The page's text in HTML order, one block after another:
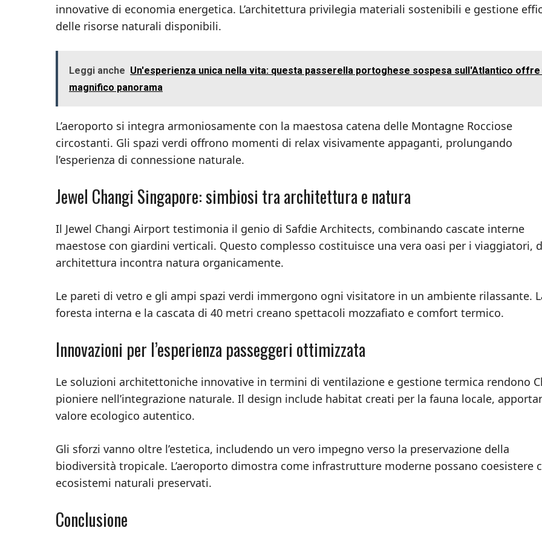
innovative di economia energetica. L’architettura privilegia materiali sostenibili e gestione
delle risorse naturali disponibili.
Leggi anche Un'esperienza unica nella vita: questa passerella portoghese sospesa sull'Atlantico offre
magnifico panorama
L’aeroporto si integra armoniosamente con la maestosa catena delle Montagne Rocciose
circostanti. Gli spazi verdi offrono momenti di relax visivamente appaganti, prolungando
l’esperienza di connessione naturale.
Jewel Changi Singapore: simbiosi tra architettura e natura
Il Jewel Changi Airport testimonia il genio di Safdie Architects, combinando cascate interne
maestose con giardini verticali. Questo complesso costituisce una vera oasi per i viaggiatori,
architettura incontra natura organicamente.
Le pareti di vetro e gli ampi spazi verdi immergono ogni visitatore in un ambiente rilassante.
foresta interna e la cascata di 40 metri creano spettacoli mozzafiato e comfort termico.
Innovazioni per l’esperienza passeggeri ottimizzata
Le soluzioni architettoniche innovative in termini di ventilazione e gestione termica rendono
pioniere nell’integrazione naturale. Il design include habitat creati per la fauna locale,
valore ecologico autentico.
Gli sforzi vanno oltre l’estetica, includendo un vero impegno verso la preservazione della
biodiversità tropicale. L’aeroporto dimostra come infrastrutture moderne possano coesistere
ecosistemi naturali preservati.
Conclusione